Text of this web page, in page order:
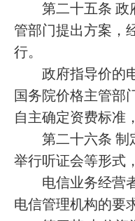
第二十五条 政府
管部门提出方案，
行。
政府指导价的电
国务院价格主管部
自主确定资费标准
第二十六条 制定
举行听证会等形式
电信业务经营者
电信管理机构的要